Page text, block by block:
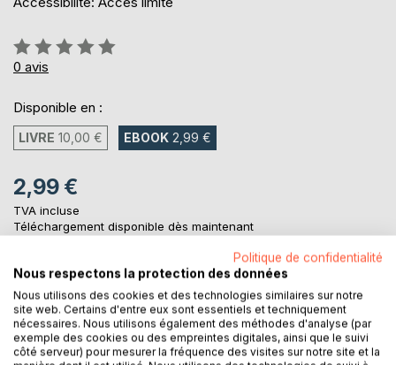
Évaluation:
0%
0 avis
Disponible en :
LIVRE 10,00 € EBOOK 2,99 €
2,99 €
TVA incluse
Téléchargement disponible dès maintenant
AJOUTER AU PANIER
Ajouter à ma liste d'envies
Laisser un avis
Politique de confidentialité
Nous respectons la protection des données
Nous utilisons des cookies et des technologies similaires sur notre
site web. Certains d'entre eux sont essentiels et techniquement
nécessaires. Nous utilisons également des méthodes d'analyse (par
exemple des cookies ou des empreintes digitales, ainsi que le suivi
côté serveur) pour mesurer la fréquence des visites sur notre site et la